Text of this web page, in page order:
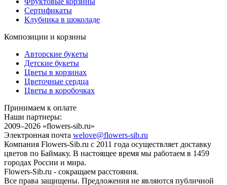
Сертификаты
Клубника в шоколаде
Композиции и корзины
Авторские букеты
Детские букеты
Цветы в корзинах
Цветочные сердца
Цветы в коробочках
Принимаем к оплате
Наши партнеры:
2009–2026 «flowers-sib.ru»
Электронная почта welove@flowers-sib.ru
Компания Flowers-Sib.ru с 2011 года осуществляет доставку
цветов по Баймаку. В настоящее время мы работаем в 1459
городах России и мира.
Flowers-Sib.ru - сокращаем расстояния.
Все права защищены. Предложения не являются публичной